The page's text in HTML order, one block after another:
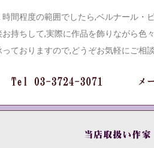
間程度の範囲でしたら,ベルナール・
お持ちして,実際に作品を飾りながら色
ておりますので,どうぞお気軽にご相談